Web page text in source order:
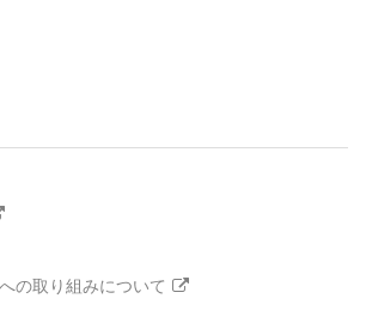
の取り組みについて